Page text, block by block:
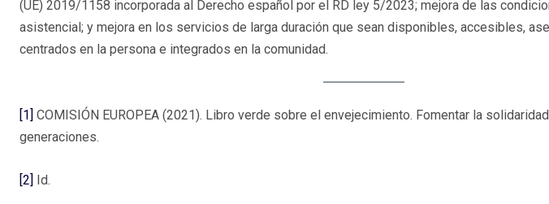
(UE) 2019/1158 incorporada al Derecho español por el RD ley 5/2023; mejora de las
asistencial; y mejora en los servicios de larga duración que sean disponibles, accesibles,
centrados en la persona e integrados en la comunidad.
[1] COMISIÓN EUROPEA (2021). Libro verde sobre el envejecimiento. Fomentar la
generaciones.
[2] Id.